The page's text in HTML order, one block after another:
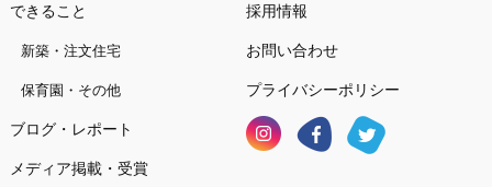
できること
新築・注文住宅
保育園・その他
ブログ・レポート
メディア掲載・受賞
採用情報
お問い合わせ
プライバシーポリシー